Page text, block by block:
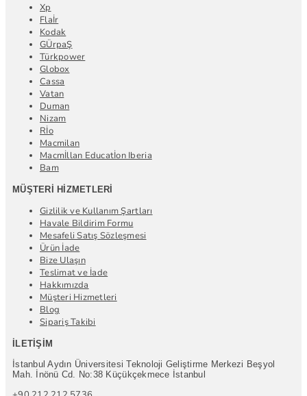
Xp
Flaİr
Kodak
GÜrpaŞ
Türkpower
Globox
Cassa
Vatan
Duman
Nizam
Rİo
Macmilan
Macmİllan Educatİon Iberia
Bam
MÜŞTERI HIZMETLERI
Gizlilik ve Kullanım Şartları
Havale Bildirim Formu
Mesafeli Satış Sözleşmesi
Ürün İade
Bize Ulaşın
Teslimat ve İade
Hakkımızda
Müşteri Hizmetleri
Blog
Sipariş Takibi
İLETIŞIM
İstanbul Aydın Üniversitesi Teknoloji Geliştirme Merkezi Beşyol
Mah. İnönü Cd. No:38 Küçükçekmece İstanbul